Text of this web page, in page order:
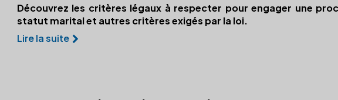
Découvrez les critères légaux à respecter pour engager une
statut marital et autres critères exigés par la loi.
Lire la suite